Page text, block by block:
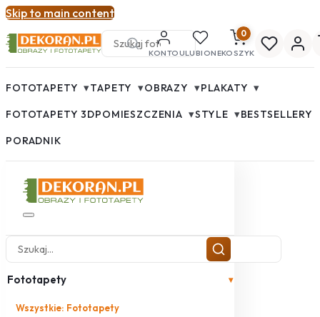
Skip to main content
KONTOULUBIONE
0
KOSZYK
FOTOTAPETY ▾TAPETY ▾OBRAZY ▾PLAKATY ▾
FOTOTAPETY 3DPOMIESZCZENIA ▾STYLE ▾BESTSELLERY
PORADNIK
Fototapety ▾
Wszystkie: Fototapety